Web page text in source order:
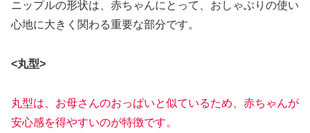
ニップルの形状は、赤ちゃんにとって、おしゃぶりの使い
心地に大きく関わる重要な部分です。
<丸型>
丸型は、お母さんのおっぱいと似ているため、赤ちゃんが
安心感を得やすいのが特徴です。